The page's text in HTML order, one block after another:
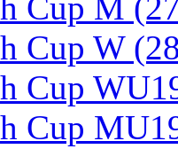
Cup W
Cup
Cup